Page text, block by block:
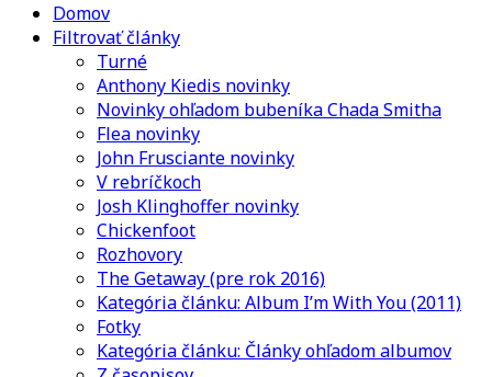
Domov
Filtrovať články
Turné
Anthony Kiedis novinky
Novinky ohľadom bubeníka Chada Smitha
Flea novinky
John Frusciante novinky
V rebríčkoch
Josh Klinghoffer novinky
Chickenfoot
Rozhovory
The Getaway (pre rok 2016)
Kategória článku: Album I’m With You (2011)
Fotky
Kategória článku: Články ohľadom albumov